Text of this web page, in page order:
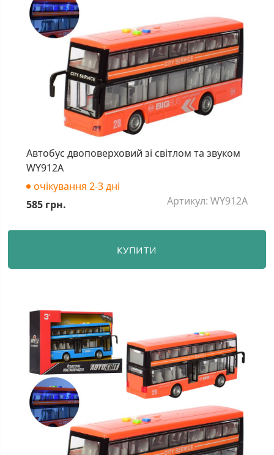
Автобус двоповерховий зі світлом та звуком
WY912A
очікування 2-3 дні
Артикул: WY912A
585 грн.
КУПИТИ